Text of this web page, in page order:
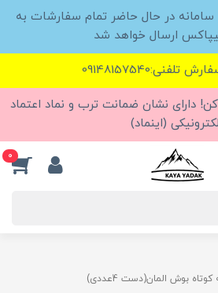
سامانه در حال حاضر تمام سفارشات به
ارسال خواهد شد
کن! دارای نشان ضمانت ترب و نماد اعتماد
(اینماد)
0
بوش المان(دست 4عددی)